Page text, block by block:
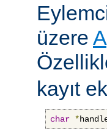
üzere
kayıt
char *